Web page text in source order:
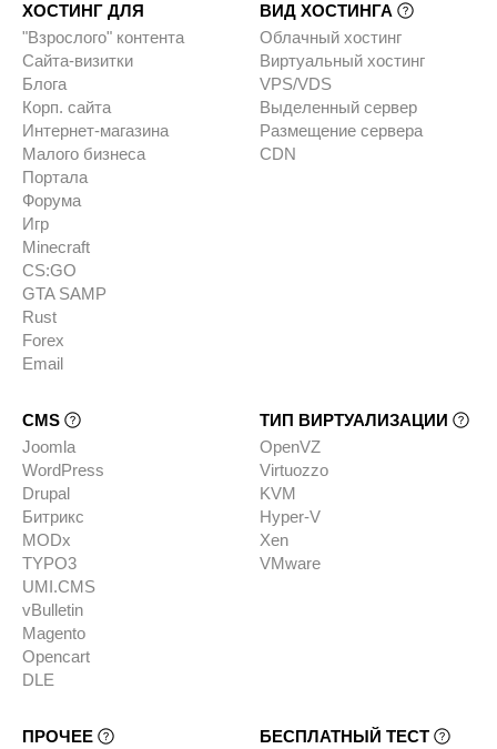
ХОСТИНГ ДЛЯ
"Взрослого" контента
Сайта-визитки
Блога
Корп. сайта
Интернет-магазина
Малого бизнеса
Портала
Форума
Игр
Minecraft
CS:GO
GTA SAMP
Rust
Forex
Email
ВИД ХОСТИНГА
Облачный хостинг
Виртуальный хостинг
VPS/VDS
Выделенный сервер
Размещение сервера
CDN
CMS
Joomla
WordPress
Drupal
Битрикс
MODx
TYPO3
UMI.CMS
vBulletin
Magento
Opencart
DLE
ТИП ВИРТУАЛИЗАЦИИ
OpenVZ
Virtuozzo
KVM
Hyper-V
Xen
VMware
ПРОЧЕЕ
БЕСПЛАТНЫЙ ТЕСТ